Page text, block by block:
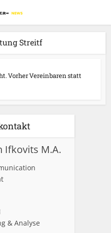
Streitf
Vorher Vereinbaren statt
Ifkovits M.A.
& Analyse